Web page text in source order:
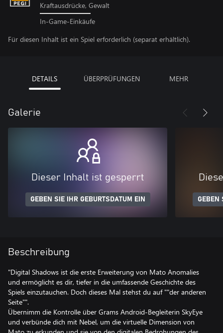
Kraftausdrücke, Gewalt
In-Game-Einkäufe
Für diesen Inhalt ist ein Spiel erforderlich (separat erhältlich).
DETAILS ÜBERPRÜFUNGEN MEHR
Galerie
Dieser Inhalt ist gesperrt
GEBEN SIE IHR GEBURTSDATUM EIN GEBEN
Beschreibung
"Digital Shadows ist die erste Erweiterung von Mato Anomalies
und ermöglicht es dir, tiefer in die umfassende Geschichte des
Spiels einzutauchen. Doch dieses Mal stehst du auf ""der anderen
Seite"".
Übernimm die Kontrolle über Grams Android-Begleiterin SkyEye
und verbünde dich mit Nebel, um die virtuelle Dimension von